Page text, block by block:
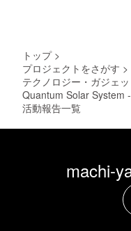
トップ >
プロジェクトをさがす >
テクノロジー・ガジェッ
Quantum Solar System
活動報告一覧
machi-